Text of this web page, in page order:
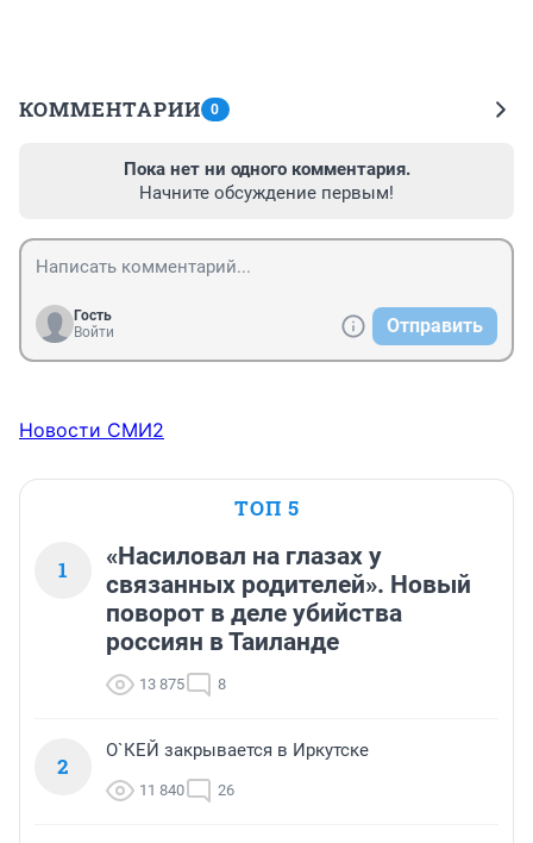
КОММЕНТАРИИ 0
Пока нет ни одного комментария.
Начните обсуждение первым!
Гость
Войти
Отправить
Новости СМИ2
ТОП 5
1
«Насиловал на глазах у
связанных родителей». Новый
поворот в деле убийства
россиян в Таиланде
13 875 8
2
О`КЕЙ закрывается в Иркутске
11 840 26